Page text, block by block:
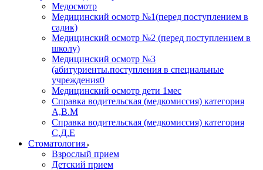
Медосмотр
Медицинский осмотр №1(перед поступлением в
садик)
Медицинский осмотр №2 (перед поступлением в
школу)
Медицинский осмотр №3
(абитуриенты.поступления в специальные
учреждения0
Медицинский осмотр дети 1мес
Справка водительская (медкомиссия) категория
А,В.М
Справка водительская (медкомиссия) категория
С,Д,Е
Стоматология
Взрослый прием
Детский прием